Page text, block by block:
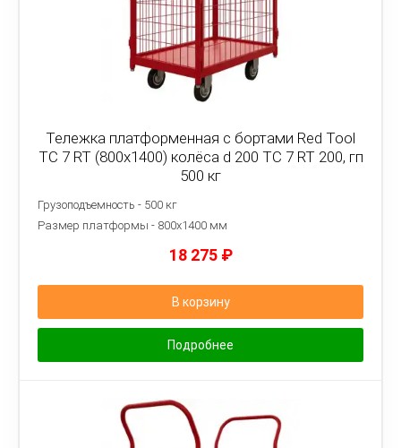
Тележка платформенная с бортами Red Tool
ТС 7 RT (800x1400) колёса d 200 ТС 7 RT 200, гп
500 кг
Грузоподъемность - 500 кг
Размер платформы - 800х1400 мм
18 275 ₽
В корзину
Подробнее